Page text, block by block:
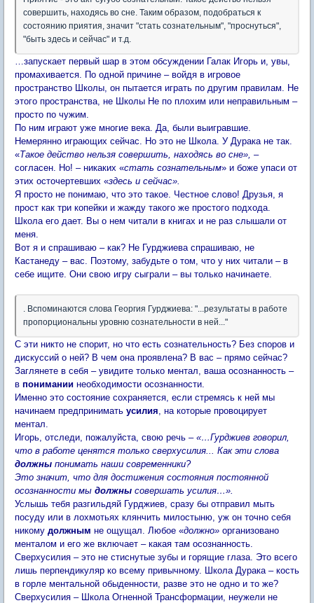
совершить, находясь во сне. Таким образом, подобраться к
состоянию приятия, значит "стать сознательным", "проснуться",
"быть здесь и сейчас" и т.д.
…запускает первый шар в этом обсуждении Галак Игорь и, увы,
промахивается. По одной причине – войдя в игровое
пространство Школы, он пытается играть по другим правилам. Не
этого пространства, не Школы Не по плохим или неправильным –
просто по чужим.
По ним играют уже многие века. Да, были выигравшие.
Немерянно играющих сейчас. Но это не Школа. У Дурака не так.
«Такое действо нельзя совершить, находясь во сне», –
согласен. Но! – никаких «стать сознательным» и боже упаси от
этих осточертевших «здесь и сейчас».
Я просто не понимаю, что это такое. Честное слово! Друзья, я
прост как три копейки и жажду такого же простого подхода.
Школа его дает. Вы о нем читали в книгах и не раз слышали от
меня.
Вот я и спрашиваю – как? Не Гурджиева спрашиваю, не
Кастанеду – вас. Поэтому, забудьте о том, что у них читали – в
себе ищите. Они свою игру сыграли – вы только начинаете.
. Вспоминаются слова Георгия Гурджиева: "...результаты в работе
пропорциональны уровню сознательности в ней..."
С эти никто не спорит, но что есть сознательность? Без споров и
дискуссий о ней? В чем она проявлена? В вас – прямо сейчас?
Заглянете в себя – увидите только ментал, ваша осознанность –
в понимании необходимости осознанности.
Именно это состояние сохраняется, если стремясь к ней мы
начинаем предпринимать усилия , на которые провоцирует
ментал.
Игорь, отследи, пожалуйста, свою речь – «…Гурджиев говорил,
что в работе ценятся только сверхусилия... Как эти слова
должны понимать наши современники?
Это значит, что для достижения состояния постоянной
осознанности мы должны совершать усилия…».
Услышь тебя разгильдяй Гурджиев, сразу бы отправил мыть
посуду или в лохмотьях клянчить милостыню, уж он точно себя
никому должным не ощущал. Любое «должно» организовано
менталом и его же включает – какая там осознанность.
Сверхусилия – это не стиснутые зубы и горящие глаза. Это всего
лишь перпендикуляр ко всему привычному. Школа Дурака – кость
в горле ментальной обыденности, разве это не одно и то же?
Сверхусилия – Школа Огненной Трансформации, неужели не